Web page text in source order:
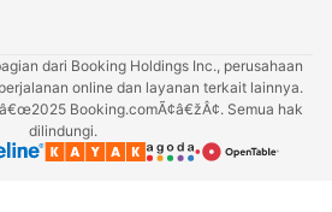
dari Booking Holdings Inc., perusahaan
online dan layanan terkait lainnya.
Booking.comÃ¢â€žÂ¢. Semua hak
dilindungi.